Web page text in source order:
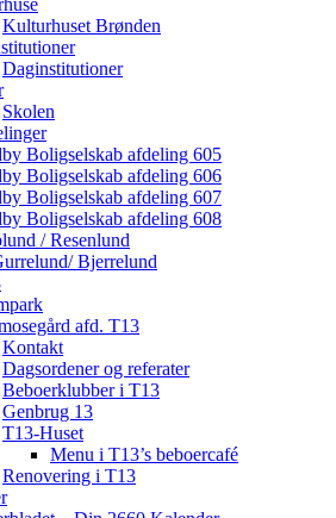
Kulturhuset Brønden
Daginstitutioner
Skolen
Boligselskab afdeling 605
Boligselskab afdeling 606
Boligselskab afdeling 607
Boligselskab afdeling 608
/ Resenlund
Bjerrelund
afd. T13
Kontakt
Dagsordener og referater
Beboerklubber i T13
Genbrug 13
T13-Huset
Menu i T13’s beboercafé
Renovering i T13